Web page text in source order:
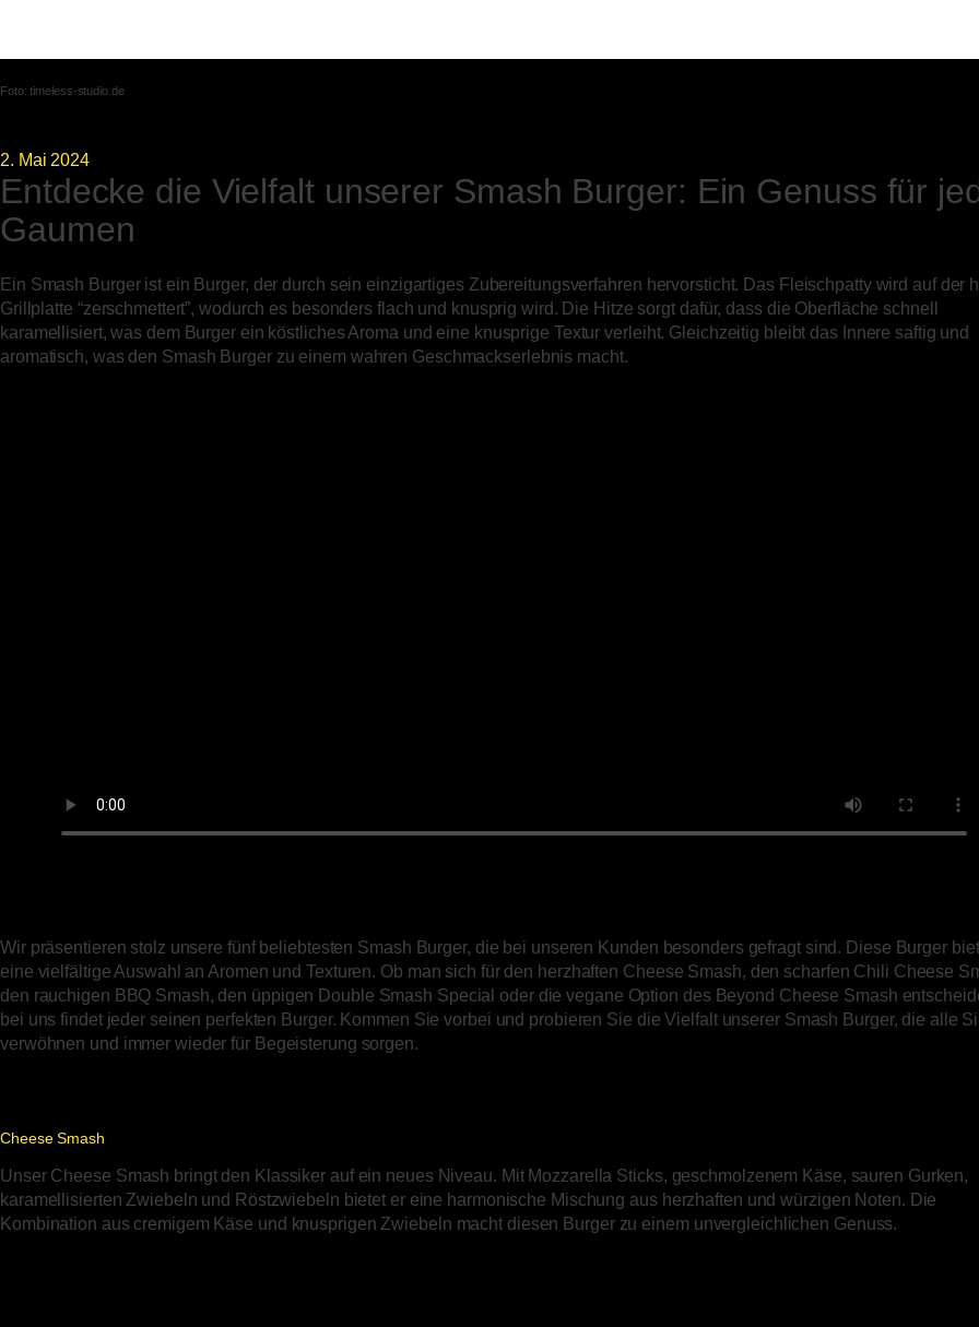
Foto:timeless-studio.de
2. Mai 2024
Entdecke die Vielfalt unserer Smash Burger: Ein Genuss für
Gaumen
Ein Smash Burger ist ein Burger, der durch sein einzigartiges Zubereitungsverfahren hervorsticht. Das Fleischpatty wird auf der
Grillplatte “zerschmettert”, wodurch es besonders flach und knusprig wird. Die Hitze sorgt dafür, dass die Oberfläche schnell
karamellisiert, was dem Burger ein köstliches Aroma und eine knusprige Textur verleiht. Gleichzeitig bleibt das Innere saftig und
aromatisch, was den Smash Burger zu einem wahren Geschmackserlebnis macht.
Wir präsentieren stolz unsere fünf beliebtesten Smash Burger, die bei unseren Kunden besonders gefragt sind. Diese Burger
eine vielfältige Auswahl an Aromen und Texturen. Ob man sich für den herzhaften Cheese Smash, den scharfen Chili Cheese
den rauchigen BBQ Smash, den üppigen Double Smash Special oder die vegane Option des Beyond Cheese Smash
bei uns findet jeder seinen perfekten Burger. Kommen Sie vorbei und probieren Sie die Vielfalt unserer Smash Burger, die alle
verwöhnen und immer wieder für Begeisterung sorgen.
Cheese Smash
Unser Cheese Smash bringt den Klassiker auf ein neues Niveau. Mit Mozzarella Sticks, geschmolzenem Käse, sauren Gurken,
karamellisierten Zwiebeln und Röstzwiebeln bietet er eine harmonische Mischung aus herzhaften und würzigen Noten. Die
Kombination aus cremigem Käse und knusprigen Zwiebeln macht diesen Burger zu einem unvergleichlichen Genuss.